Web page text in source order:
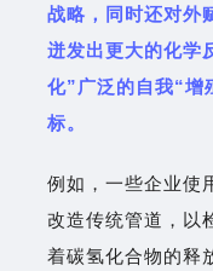
战略，同时还对外
迸发出更大的化学
化”广泛的自我“增
标。
例如，一些企业使
改造传统管道，以
着碳氢化合物的释